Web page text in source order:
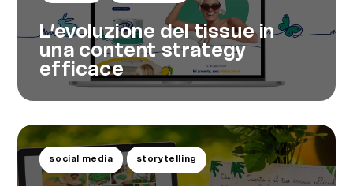
L’evoluzione del tissue in
una content strategy
efficace
social media storytelling